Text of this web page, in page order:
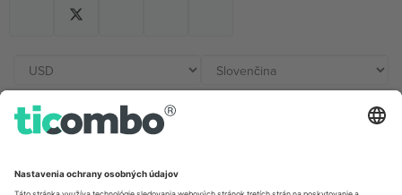
Kancelárie Ticombo
Germany